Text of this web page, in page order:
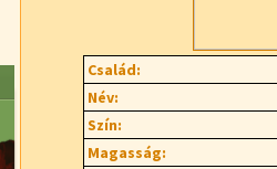
Család:
Név:
Szín:
Magasság: